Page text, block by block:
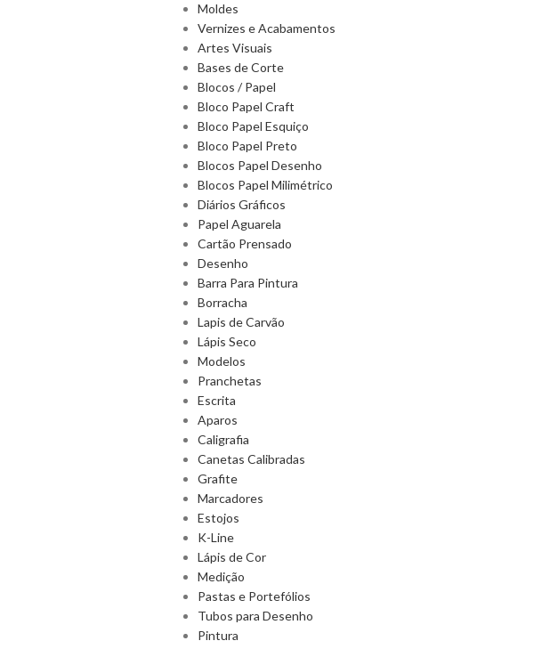
Moldes
Vernizes e Acabamentos
Artes Visuais
Bases de Corte
Blocos / Papel
Bloco Papel Craft
Bloco Papel Esquiço
Bloco Papel Preto
Blocos Papel Desenho
Blocos Papel Milimétrico
Diários Gráficos
Papel Aguarela
Cartão Prensado
Desenho
Barra Para Pintura
Borracha
Lapis de Carvão
Lápis Seco
Modelos
Pranchetas
Escrita
Aparos
Caligrafia
Canetas Calibradas
Grafite
Marcadores
Estojos
K-Line
Lápis de Cor
Medição
Pastas e Portefólios
Tubos para Desenho
Pintura